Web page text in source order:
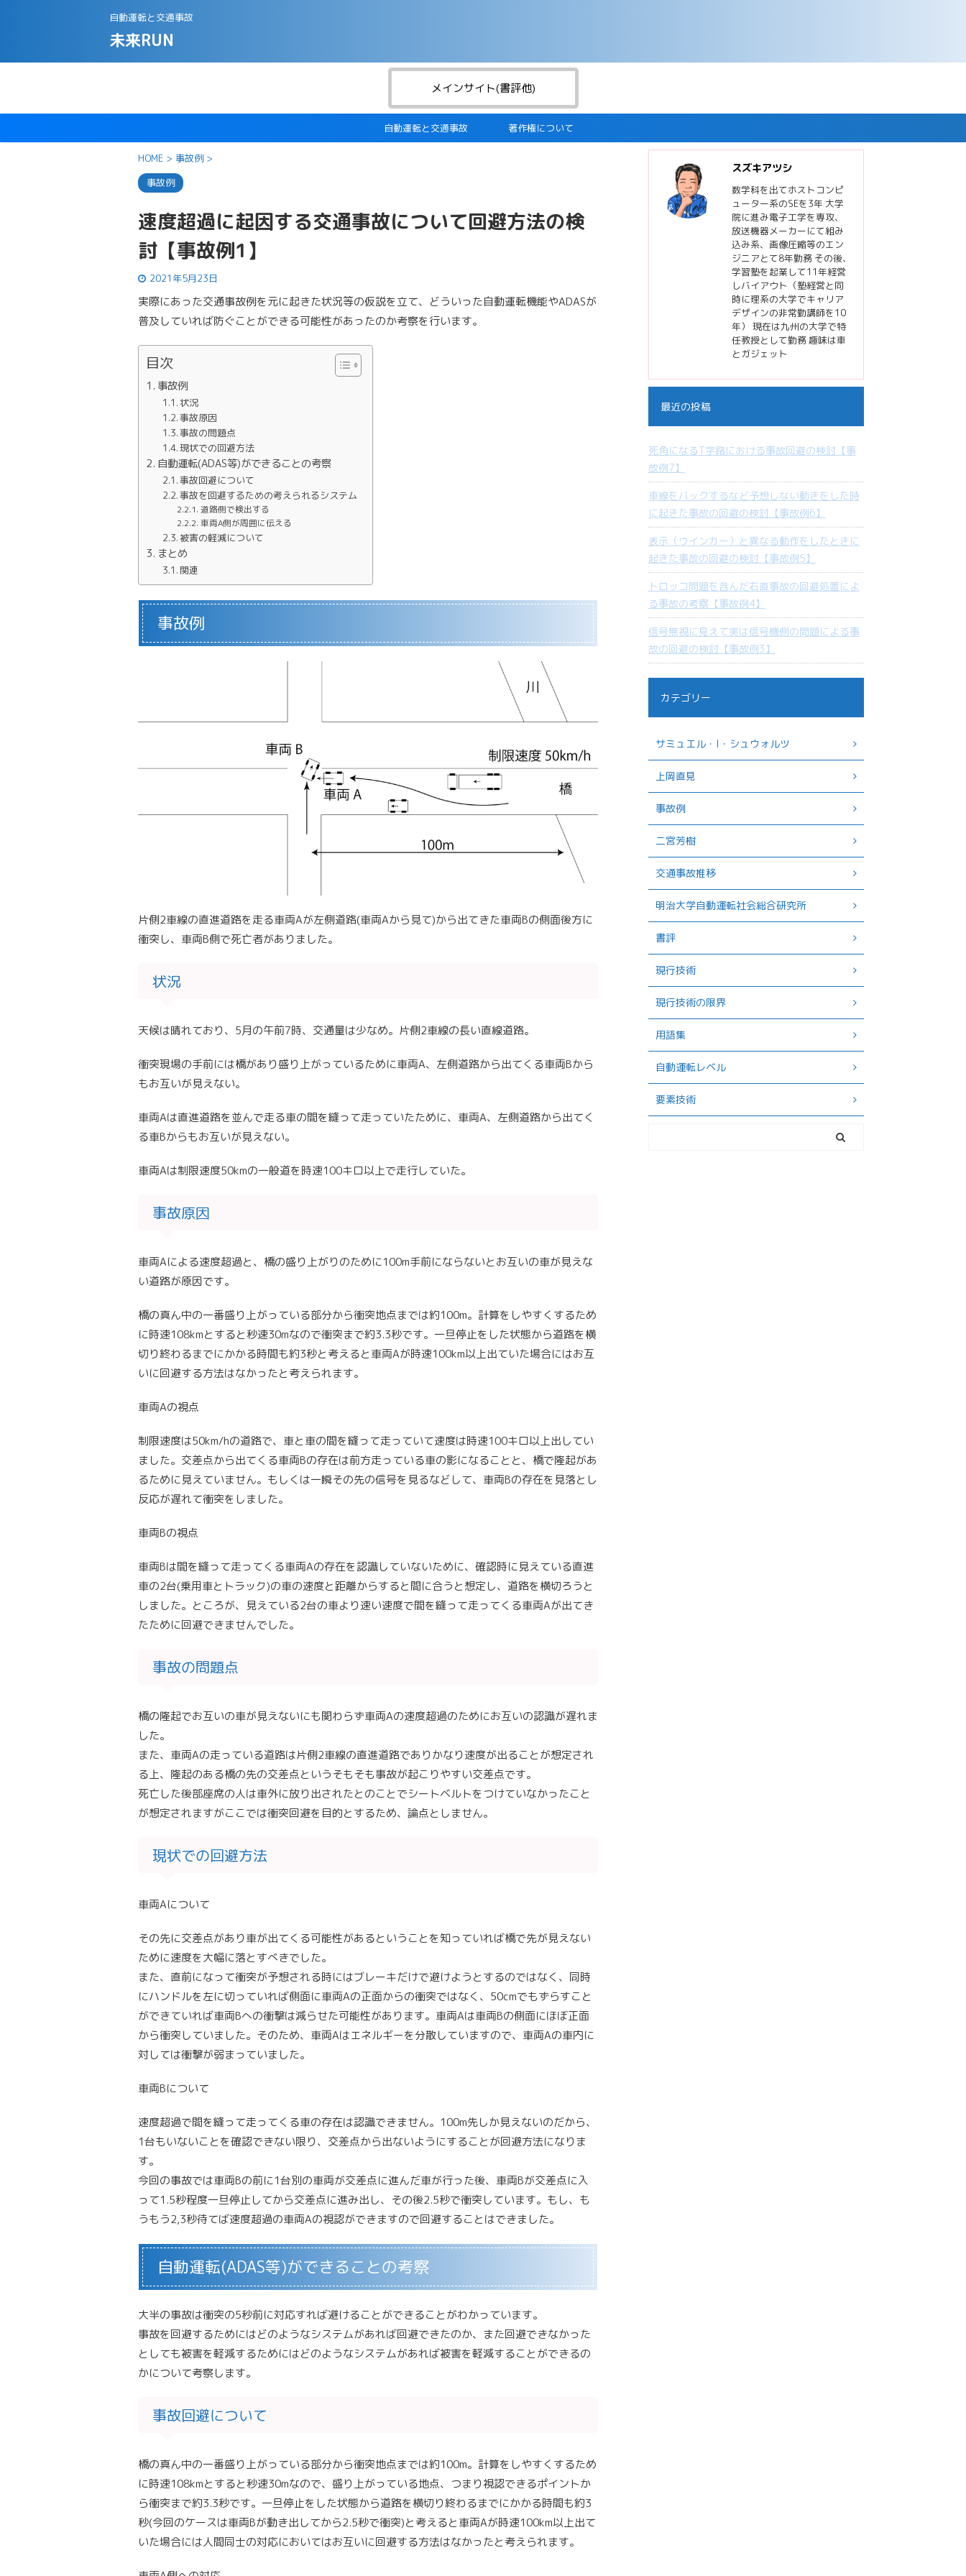
自動運転と交通事故
未来RUN
メインサイト(書評他)
自動運転と交通事故 著作権について
HOME > 事故例 >
事故例
速度超過に起因する交通事故について回避方法の検
討【事故例1】
2021年5月23日
実際にあった交通事故例を元に起きた状況等の仮説を立て、どういった自動運転機能やADASが
普及していれば防ぐことができる可能性があったのか考察を行います。
目次
事故例
状況
事故原因
事故の問題点
現状での回避方法
自動運転(ADAS等)ができることの考察
事故回避について
事故を回避するための考えられるシステム
道路側で検出する
車両A側が周囲に伝える
被害の軽減について
まとめ
関連
事故例
片側2車線の直進道路を走る車両Aが左側道路(車両Aから見て)から出てきた車両Bの側面後方に
衝突し、車両B側で死亡者がありました。
状況
天候は晴れており、5月の午前7時、交通量は少なめ。片側2車線の長い直線道路。
衝突現場の手前には橋があり盛り上がっているために車両A、左側道路から出てくる車両Bから
もお互いが見えない。
車両Aは直進道路を並んで走る車の間を縫って走っていたために、車両A、左側道路から出てく
る車Bからもお互いが見えない。
車両Aは制限速度50kmの一般道を時速100キロ以上で走行していた。
事故原因
車両Aによる速度超過と、橋の盛り上がりのために100m手前にならないとお互いの車が見えな
い道路が原因です。
橋の真ん中の一番盛り上がっている部分から衝突地点までは約100m。計算をしやすくするため
に時速108kmとすると秒速30mなので衝突まで約3.3秒です。一旦停止をした状態から道路を横
切り終わるまでにかかる時間も約3秒と考えると車両Aが時速100km以上出ていた場合にはお互
いに回避する方法はなかったと考えられます。
車両Aの視点
制限速度は50km/hの道路で、車と車の間を縫って走っていて速度は時速100キロ以上出してい
ました。交差点から出てくる車両Bの存在は前方走っている車の影になることと、橋で隆起があ
るために見えていません。もしくは一瞬その先の信号を見るなどして、車両Bの存在を見落とし
反応が遅れて衝突をしました。
車両Bの視点
車両Bは間を縫って走ってくる車両Aの存在を認識していないために、確認時に見えている直進
車の2台(乗用車とトラック)の車の速度と距離からすると間に合うと想定し、道路を横切ろうと
しました。ところが、見えている2台の車より速い速度で間を縫って走ってくる車両Aが出てき
たために回避できませんでした。
事故の問題点
橋の隆起でお互いの車が見えないにも関わらず車両Aの速度超過のためにお互いの認識が遅れま
した。
また、車両Aの走っている道路は片側2車線の直進道路でありかなり速度が出ることが想定され
る上、隆起のある橋の先の交差点というそもそも事故が起こりやすい交差点です。
死亡した後部座席の人は車外に放り出されたとのことでシートベルトをつけていなかったこと
が想定されますがここでは衝突回避を目的とするため、論点としません。
現状での回避方法
車両Aについて
その先に交差点があり車が出てくる可能性があるということを知っていれば橋で先が見えない
ために速度を大幅に落とすべきでした。
また、直前になって衝突が予想される時にはブレーキだけで避けようとするのではなく、同時
にハンドルを左に切っていれば側面に車両Aの正面からの衝突ではなく、50cmでもずらすこと
ができていれば車両Bへの衝撃は減らせた可能性があります。車両Aは車両Bの側面にほぼ正面
から衝突していました。そのため、車両Aはエネルギーを分散していますので、車両Aの車内に
対しては衝撃が弱まっていました。
車両Bについて
速度超過で間を縫って走ってくる車の存在は認識できません。100m先しか見えないのだから、
1台もいないことを確認できない限り、交差点から出ないようにすることが回避方法になりま
す。
今回の事故では車両Bの前に1台別の車両が交差点に進んだ車が行った後、車両Bが交差点に入
って1.5秒程度一旦停止してから交差点に進み出し、その後2.5秒で衝突しています。もし、も
うもう2,3秒待てば速度超過の車両Aの視認ができますので回避することはできました。
自動運転(ADAS等)ができることの考察
大半の事故は衝突の5秒前に対応すれば避けることができることがわかっています。
事故を回避するためにはどのようなシステムがあれば回避できたのか、また回避できなかった
としても被害を軽減するためにはどのようなシステムがあれば被害を軽減することができるの
かについて考察します。
事故回避について
橋の真ん中の一番盛り上がっている部分から衝突地点までは約100m。計算をしやすくするため
に時速108kmとすると秒速30mなので、盛り上がっている地点、つまり視認できるポイントか
ら衝突まで約3.3秒です。一旦停止をした状態から道路を横切り終わるまでにかかる時間も約3
秒(今回のケースは車両Bが動き出してから2.5秒で衝突)と考えると車両Aが時速100km以上出て
いた場合には人間同士の対応においてはお互いに回避する方法はなかったと考えられます。
スズキアツシ
数学科を出てホストコンピ
ューター系のSEを3年 大学
院に進み電子工学を専攻、
放送機器メーカーにて組み
込み系、画像圧縮等のエン
ジニアとて8年勤務 その後、
学習塾を起業して11年経営
しバイアウト（塾経営と同
時に理系の大学でキャリア
デザインの非常勤講師を10
年） 現在は九州の大学で特
任教授として勤務 趣味は車
とガジェット
最近の投稿
死角になるT字路における事故回避の検討【事
故例7】
車線をバックするなど予想しない動きをした時
に起きた事故の回避の検討【事故例6】
表示（ウインカー）と異なる動作をしたときに
起きた事故の回避の検討【事故例5】
トロッコ問題を含んだ右直事故の回避処置によ
る事故の考察【事故例4】
信号無視に見えて実は信号機側の問題による事
故の回避の検討【事故例3】
カテゴリー
サミュエル・I・シュウォルツ
上岡直見
事故例
二宮芳樹
交通事故推移
明治大学自動運転社会総合研究所
書評
現行技術
現行技術の限界
用語集
自動運転レベル
要素技術